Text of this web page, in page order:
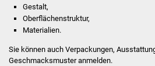
Gestalt,
Oberflächenstruktur,
Materialien.
Sie können auch Verpackungen,
Geschmacksmuster anmelden.